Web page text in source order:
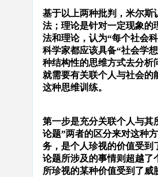
基于以上两种批判，米尔斯
法；理论是针对一定现象的
法和理论，认为“每个社会
科学家都应该具备“社会学
种结构性的思维方式去分析
就需要有关联个人与社会的
这种思维训练。
第一步是充分关联个人与其
论题”两者的区分来对这种
务，是个人珍视的价值受到
论题所涉及的事情则超越了
所珍视的某种价值受到了